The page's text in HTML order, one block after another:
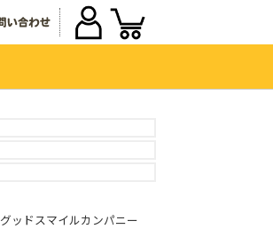
グッドスマイルカンパニー